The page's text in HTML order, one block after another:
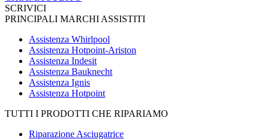
SCRIVICI
PRINCIPALI MARCHI ASSISTITI
Assistenza Whirlpool
Assistenza Hotpoint-Ariston
Assistenza Indesit
Assistenza Bauknecht
Assistenza Ignis
Assistenza Hotpoint
TUTTI I PRODOTTI CHE RIPARIAMO
Riparazione Asciugatrice